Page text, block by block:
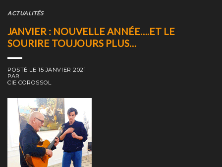
ACTUALITÉS
JANVIER : NOUVELLE ANNÉE….ET LE
SOURIRE TOUJOURS PLUS…
POSTÉ LE15 JANVIER 2021
PAR
CIE COROSSOL